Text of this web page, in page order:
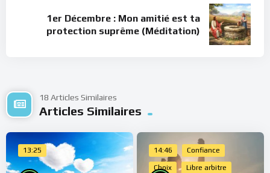
1er Décembre : Mon amitié est ta
protection suprême (Méditation)
18 Articles Similaires
Articles Similaires
13:25 14:46 Confiance
Choix Libre arbitre